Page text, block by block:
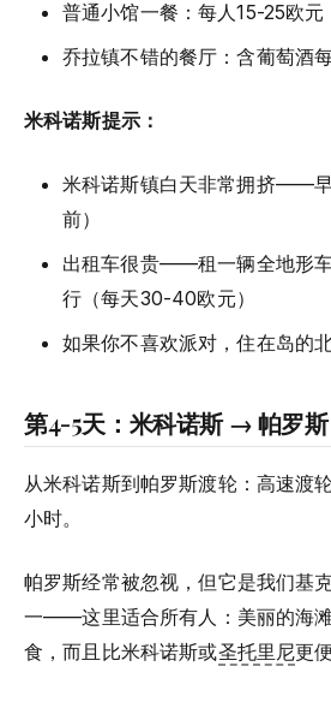
普通小馆一餐：每人15-25欧元
乔拉镇不错的餐厅：含葡萄酒
米科诺斯提示：
米科诺斯镇白天非常拥挤——
前）
出租车很贵——租一辆全地形
行（每天30-40欧元）
如果你不喜欢派对，住在岛的
第4-5天：米科诺斯 → 帕罗斯
从米科诺斯到帕罗斯渡轮：高速渡
小时。
帕罗斯经常被忽视，但它是我们基
一——这里适合所有人：美丽的海
食，而且比米科诺斯或圣托里尼更